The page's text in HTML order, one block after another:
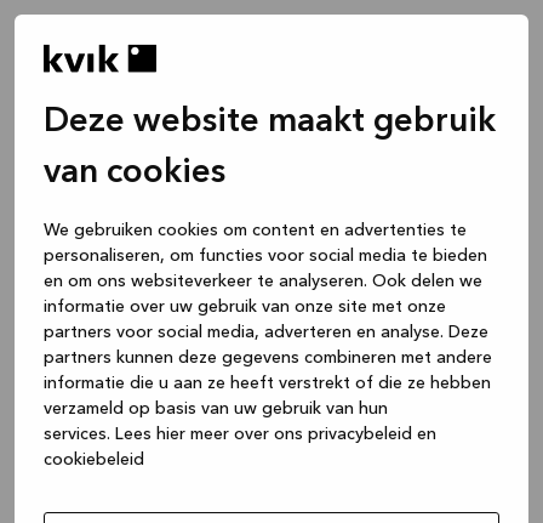
Deze website maakt gebruik
van cookies
We gebruiken cookies om content en advertenties te
personaliseren, om functies voor social media te bieden
en om ons websiteverkeer te analyseren. Ook delen we
informatie over uw gebruik van onze site met onze
partners voor social media, adverteren en analyse. Deze
partners kunnen deze gegevens combineren met andere
informatie die u aan ze heeft verstrekt of die ze hebben
verzameld op basis van uw gebruik van hun
services. Lees hier meer over ons privacybeleid en
cookiebeleid